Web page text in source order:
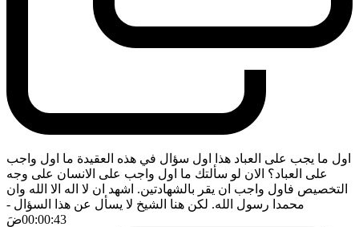
اول ما يجب على العباد هذا اول سؤال في هذه العقيدة ما اول واجب
على العباد؟ الان لو سألتك ما اول واجب على الانسان على وجه
التخصيص فاول واجب ان يقر بالشهادتين. اشهد ان لا اله الا الله وان
محمدا رسول الله. لكن هنا الشيخ لا يسأل عن هذا السؤال -
00:00:43ضَ